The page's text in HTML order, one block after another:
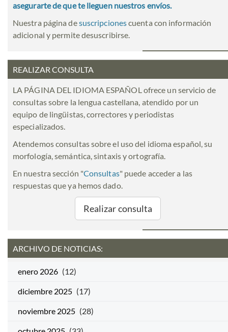
asegurarte de que te lleguen nuestros envíos.
Nuestra página desuscripcionescuenta con información
adicional y permite desuscribirse.
REALIZAR CONSULTA
LA PÁGINA DEL IDIOMA ESPAÑOL ofrece un servicio de
consultas sobre la lengua castellana, atendido por un
equipo de lingüistas, correctores y periodistas
especializados.
Atendemos consultas sobre el uso del idioma español, su
morfología, semántica, sintaxis y ortografía.
En nuestra sección "Consultas" puede acceder a las
respuestas que ya hemos dado.
Realizar consulta
ARCHIVO DE NOTICIAS:
enero 2026 (12)
diciembre 2025 (17)
noviembre 2025 (28)